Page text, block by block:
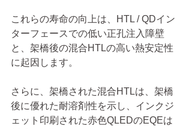
これらの寿命の向上は、HTL / QDイン
ターフェースでの低い正孔注入障壁
と、架橋後の混合HTLの高い熱安定性
に起因します。
さらに、架橋された混合HTLは、架橋
後に優れた耐溶剤性を示し、インクジ
ェット印刷された赤色QLEDのEQEは